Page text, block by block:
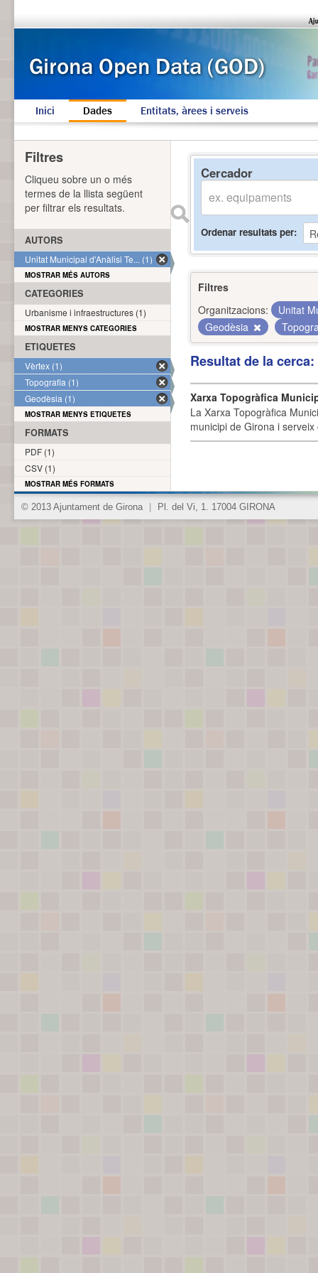
Inici Dades Entitats, àrees i serveis
Cercador
Ordenar resultats per
Filtres
Organitzacions:
Unitat
Geodèsia
Resultat de la
Xarxa Topogràfica
La Xarxa Topogràfica
municipi de Girona i
Filtres
Cliqueu sobre un o més
termes de la llista següent
per filtrar els resultats.
AUTORS
Unitat Municipal d'Anàlisi Te... (1)
MOSTRAR MÉS AUTORS
CATEGORIES
Urbanisme i infraestructures (1)
MOSTRAR MENYS CATEGORIES
ETIQUETES
Vèrtex (1)
Topografia (1)
Geodèsia (1)
MOSTRAR MENYS ETIQUETES
FORMATS
PDF (1)
CSV (1)
MOSTRAR MÉS FORMATS
© 2013 Ajuntament de Girona Pl. del Vi, 1. 17004 GIRONA